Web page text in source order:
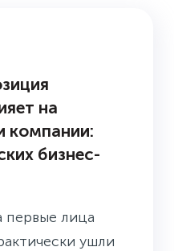
на
компании:
бизнес-
первые лица
ушли